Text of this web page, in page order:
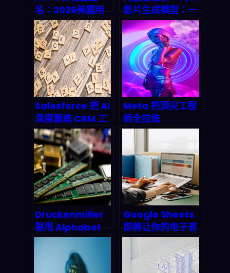
名：2026美國用
「AI平台+量子試
驗室+先進製造」
重整產業鏈，企業
該怎麼接？
影片生成模型：一
出手就飆到全球榜
首，2026 內容自
動化會怎麼變？
Salesforce 把 AI
深度塞進 CRM 工
作流：你真的需要
的是「可擴展自動
化」還是「炫技風
控」？
Meta 把頂尖工程
師全拉進
「Applied AI
Engineering」：
AI 工具與 agent
要怎麼變成企業新
基礎設施（2026
觀察）
Druckenmiller
狠甩 Alphabet
轉押記憶體三雄：
AI 超級循環下的存
儲硬體大逃殺與兆
Google Sheets
即將让你的电子表
格自己会「想」？
Gemini 突破性整
合揭示办公软件的